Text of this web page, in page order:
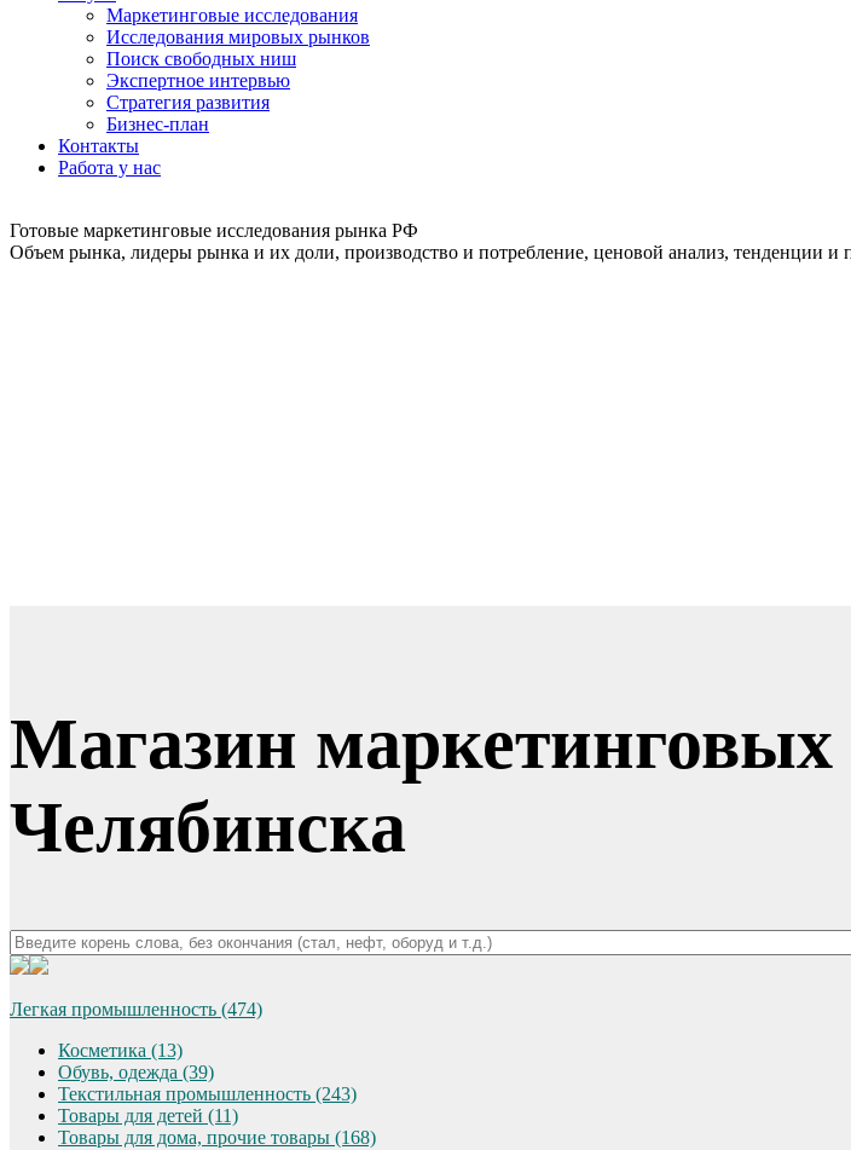
Маркетинговые исследования
Исследования мировых рынков
Поиск свободных ниш
Экспертное интервью
Стратегия развития
Бизнес-план
Контакты
Работа у нас
Готовые маркетинговые исследования рынка РФ
Объем рынка, лидеры рынка и их доли, производство и потребление, ценовой анализ, тенденции и
Магазин
Челябинска
Легкая промышленность (474)
Косметика (13)
Обувь, одежда (39)
Текстильная промышленность (243)
Товары для детей (11)
Товары для дома, прочие товары (168)